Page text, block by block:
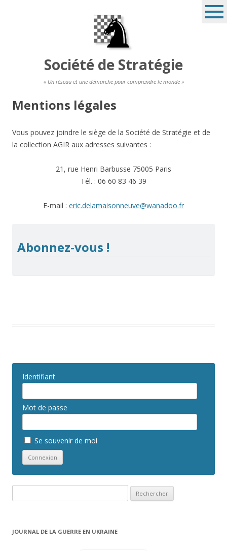
Société de Stratégie
« Un réseau et une démarche pour comprendre le monde »
Mentions légales
Vous pouvez joindre le siège de la Société de Stratégie et de
la collection AGIR aux adresses suivantes :
21, rue Henri Barbusse 75005 Paris
Tél. : 06 60 83 46 39
E-mail : eric.delamaisonneuve@wanadoo.fr
Abonnez-vous !
Identifiant
Mot de passe
Se souvenir de moi
JOURNAL DE LA GUERRE EN UKRAINE